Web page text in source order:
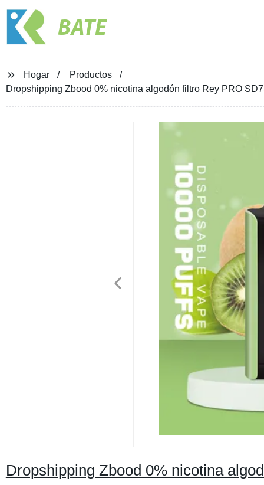
BATE
Hogar
Productos
Dropshipping Zbood 0% nicotina algodón filtro Rey PRO
Dropshipping Zbood 0% nicotina